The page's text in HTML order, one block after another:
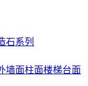
石系列
墙面柱面楼梯台面